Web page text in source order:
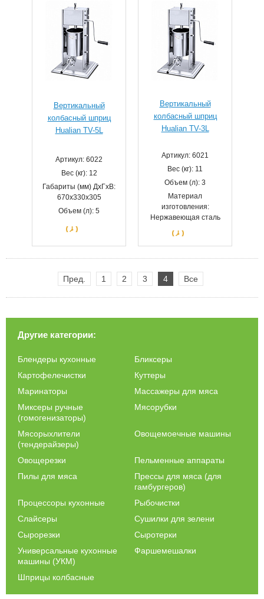
Вертикальный
колбасный шприц
Hualian TV-5L
Артикул: 6022
Вес (кг): 12
Габариты (мм) ДхГхВ:
670х330х305
Объем (л): 5
Вертикальный
колбасный шприц
Hualian TV-3L
Артикул: 6021
Вес (кг): 11
Объем (л): 3
Материал
изготовления:
Нержавеющая сталь
Пред. 1 2 3 4 Все
Другие категории:
Блендеры кухонные
Бликсеры
Картофелечистки
Куттеры
Маринаторы
Массажеры для мяса
Миксеры ручные
(гомогенизаторы)
Мясорубки
Мясорыхлители
(тендерайзеры)
Овощемоечные машины
Овощерезки
Пельменные аппараты
Пилы для мяса
Прессы для мяса (для
гамбургеров)
Процессоры кухонные
Рыбочистки
Слайсеры
Сушилки для зелени
Сырорезки
Сыротерки
Универсальные кухонные
машины (УКМ)
Фаршемешалки
Шприцы колбасные